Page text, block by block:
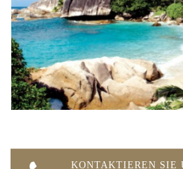
KONTAKTIEREN SIE